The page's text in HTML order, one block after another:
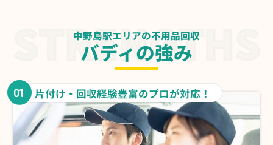
中野島駅エリアの不用品回収
バディの強み
01 片付け・回収経験豊富のプロが対応！